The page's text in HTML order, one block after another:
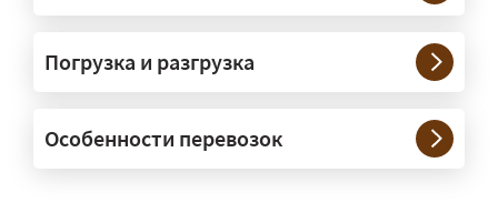
России?
межгородних перевозках по всей
России (от 100 км). Груз едет от
Погрузка и разгрузка
Особенности перевозок